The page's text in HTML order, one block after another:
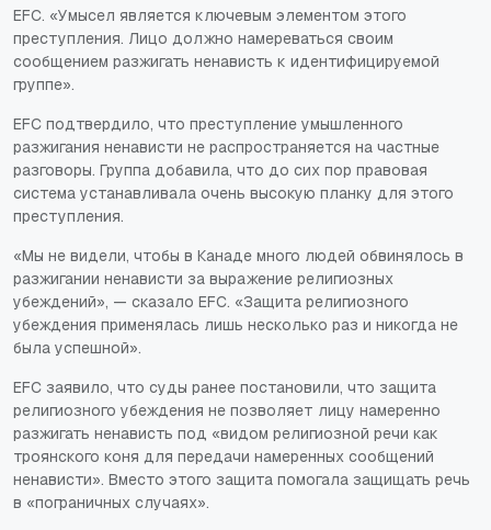
EFC. «Умысел является ключевым элементом этого
преступления. Лицо должно намереваться своим
сообщением разжигать ненависть к идентифицируемой
группе».
EFC подтвердило, что преступление умышленного
разжигания ненависти не распространяется на частные
разговоры. Группа добавила, что до сих пор правовая
система устанавливала очень высокую планку для этого
преступления.
«Мы не видели, чтобы в Канаде много людей обвинялось в
разжигании ненависти за выражение религиозных
убеждений», — сказало EFC. «Защита религиозного
убеждения применялась лишь несколько раз и никогда не
была успешной».
EFC заявило, что суды ранее постановили, что защита
религиозного убеждения не позволяет лицу намеренно
разжигать ненависть под «видом религиозной речи как
троянского коня для передачи намеренных сообщений
ненависти». Вместо этого защита помогала защищать речь
в «пограничных случаях».